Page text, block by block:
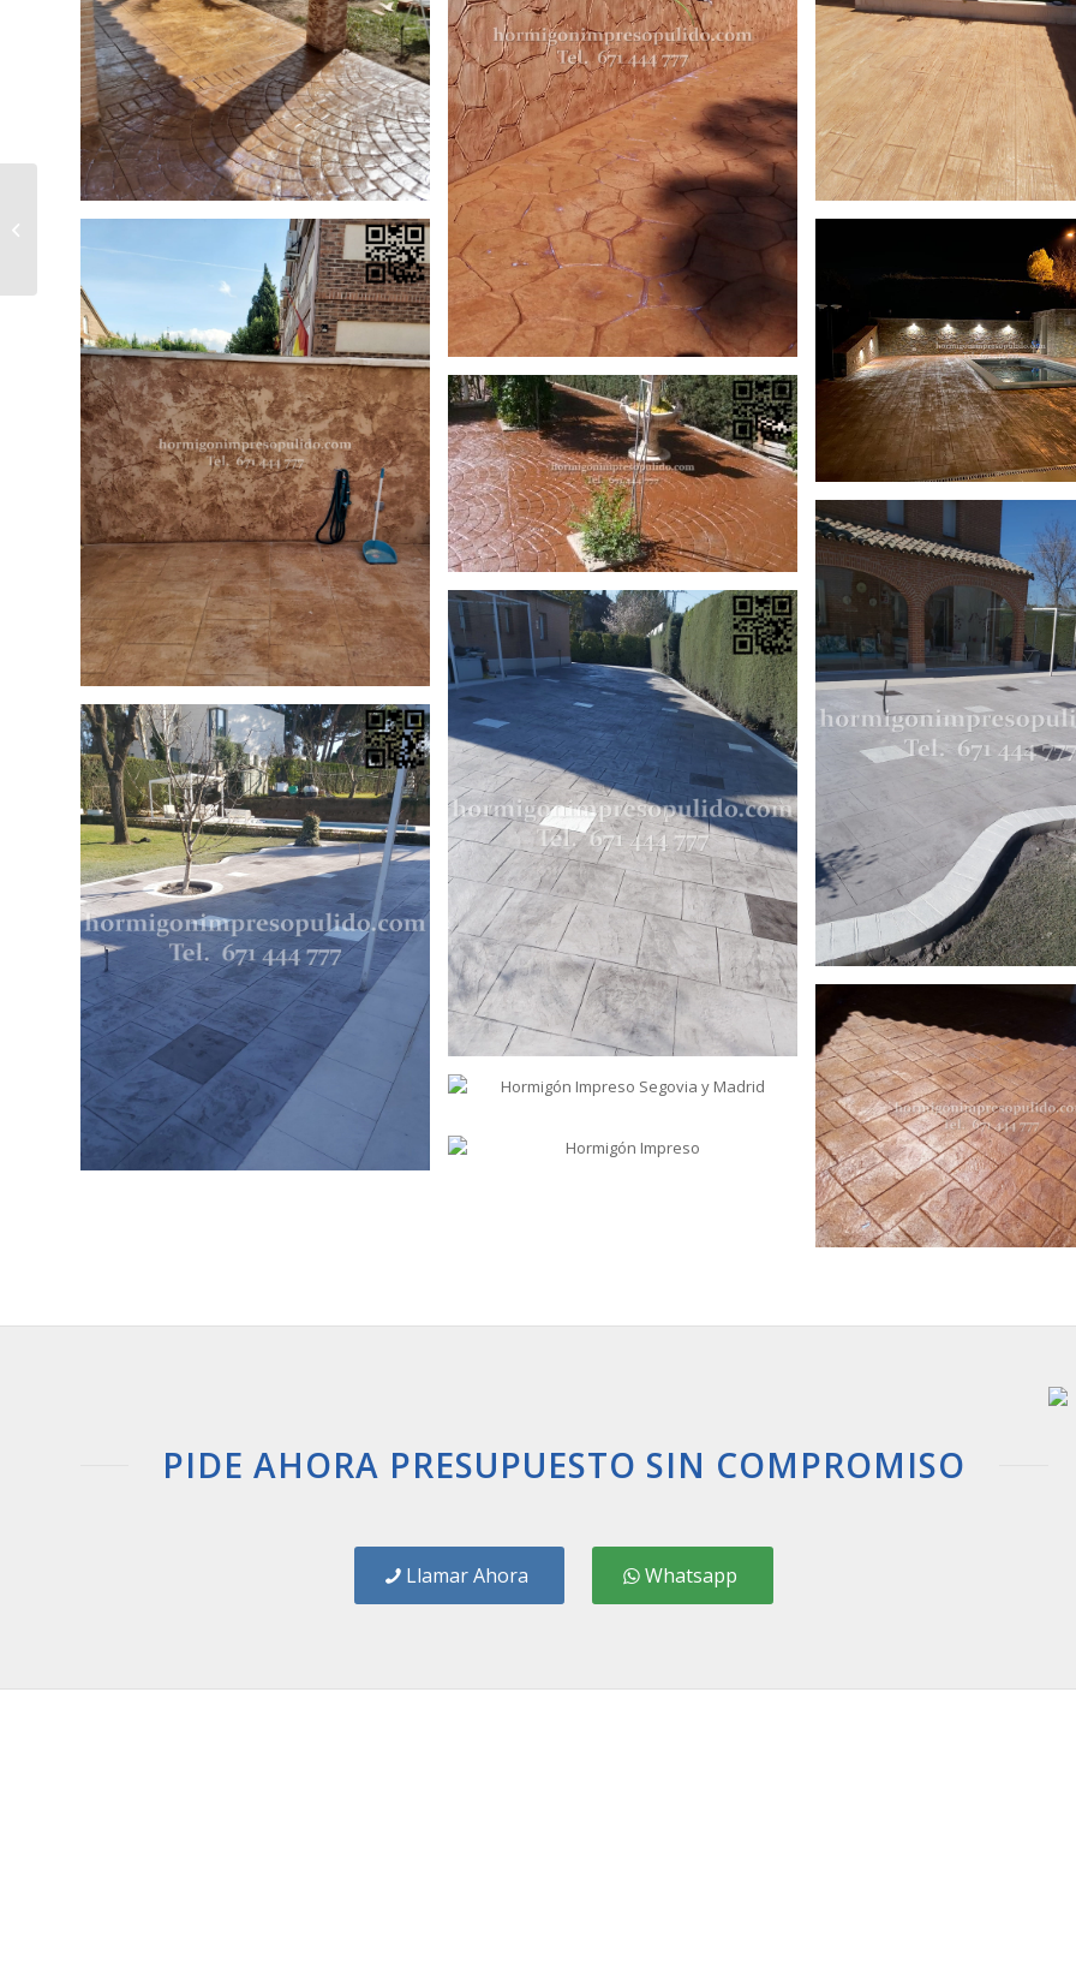
PIDE AHORA PRESUPUESTO SIN COMPROMISO
Llamar Ahora Whatsapp